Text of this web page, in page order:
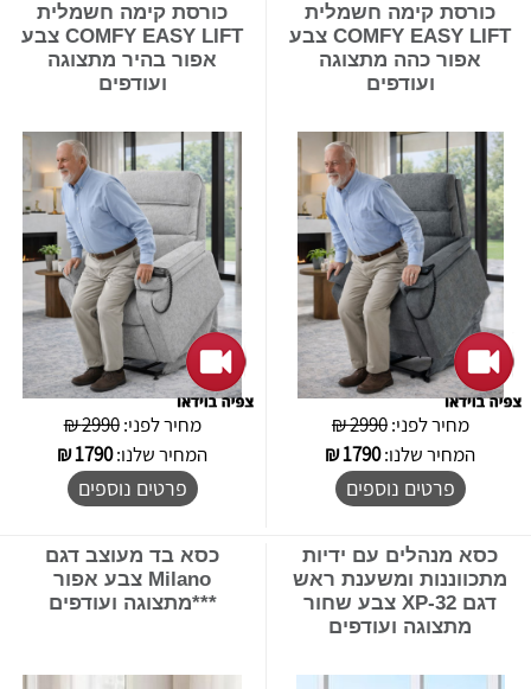
כורסת קימה חשמלית
COMFY EASY LIFT צבע
אפור כהה מתצוגה
ועודפים
מחיר לפני:2990 ₪
המחיר שלנו:1790
₪
פרטים נוספים
כורסת קימה חשמלית
COMFY EASY LIFT צבע
אפור בהיר מתצוגה
ועודפים
מחיר לפני:2990 ₪
המחיר שלנו:1790
₪
פרטים נוספים
כסא מנהלים עם ידיות
מתכווננות ומשענת ראש
דגם XP-32 צבע שחור
מתצוגה ועודפים
כסא בד מעוצב דגם
Milano צבע אפור
***מתצוגה ועודפים